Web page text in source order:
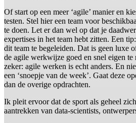
Of start op een meer ‘agile’ manier en
testen. Stel hier een team voor
te doen. Let er dan wel op dat je
expertises in het team hebt zitten. Een
dit team te begeleiden. Dat is geen luxe
de agile werkwijze goed en snel eigen te
zeker: agile werken is echt anders. En
een ‘snoepje van de week’. Gaat deze
dan de overige opdrachten.
Ik pleit ervoor dat de sport als geheel
aantrekken van data-scientists,